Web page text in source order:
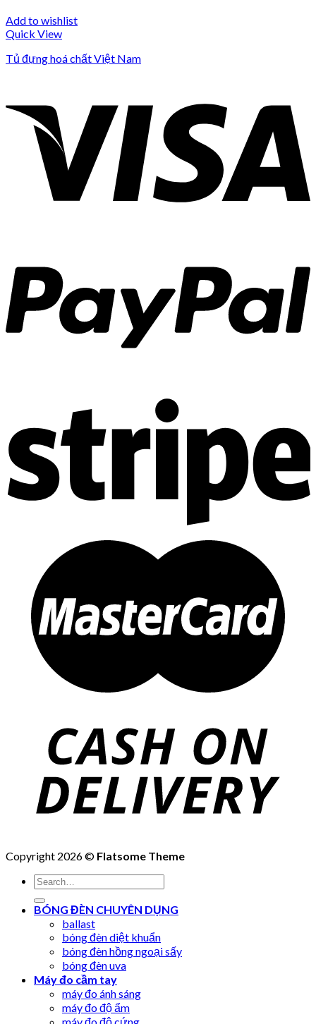
Add to wishlist
Quick View
Tủ đựng hoá chất Việt Nam
Copyright 2026 © Flatsome Theme
Search
for:
BÓNG ĐÈN CHUYÊN DỤNG
ballast
bóng đèn diệt khuẩn
bóng đèn hồng ngoại sấy
bóng đèn uva
Máy đo cầm tay
máy đo ánh sáng
máy đo độ ẩm
máy đo độ cứng